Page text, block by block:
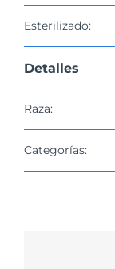
Esterilizado:
Detalles
Raza:
Categorías: